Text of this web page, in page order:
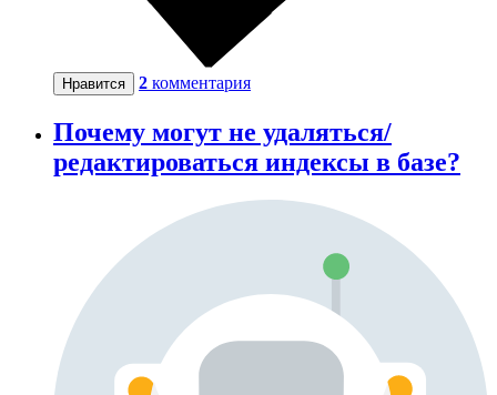
Нравится 2 комментария
Почему могут не удаляться/
редактироваться индексы в базе?